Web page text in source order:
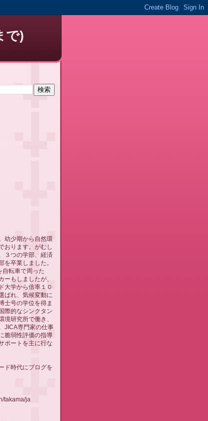
で)
幼少期から自然環
おります。がむし
３つの学部、経済
を卒業しました。
自転車で周った
ーもしましたが、
大学から倍率１０
ばれ、気候変動に
士号の学位を得ま
際的なシンクタン
境研究所で働き、
JICA専門家の仕事
脆弱性評価の指導
ポートを主に行な
ド時代にブログを
takama/ja